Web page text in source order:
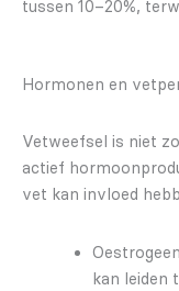
tussen 10–20%,
Hormonen en
Vetweefsel is niet
actief
vet kan invloed
kan leiden